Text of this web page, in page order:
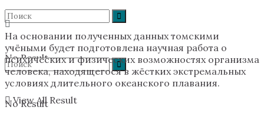
No Result
View All Result
No Result
На основании полученных данных томскими
учёными будет подготовлена научная работа о
психических и физических возможностях организма
человека, находящегося в жёстких экстремальных
условиях длительного океанского плавания.